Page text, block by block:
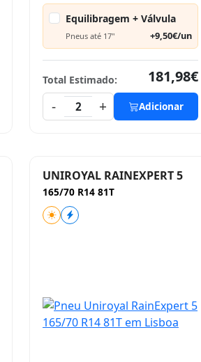
Equilibragem + Válvula
Pneus até 17" +9,50€/un
Total Estimado:
181,98€
-
2 + Adicionar
UNIROYAL RAINEXPERT 5
165/70 R14 81T